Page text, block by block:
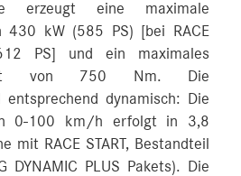
erzeugt eine maximale
430 kW (585 PS) [bei RACE
PS] und ein maximales
von 750 Nm. Die
entsprechend dynamisch: Die
0-100 km/h erfolgt in 3,8
mit RACE START, Bestandteil
DYNAMIC PLUS Pakets). Die